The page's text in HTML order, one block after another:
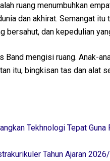
ruang menumbuhkan
dan akhirat. Semangat itu
bersahut, dan kepedulian
Band mengisi ruang. Anak-
itu, bingkisan tas dan alat
Tekhnologi Tepat Guna
Tahun Ajaran